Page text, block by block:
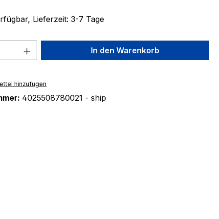
Lieferzeit: 3-7 Tage
Anzahl: Gib den gewünschten Wert
In den Warenkorb
hinzufügen
4025508780021 - ship